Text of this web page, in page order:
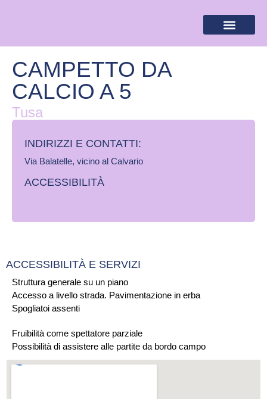
CAMPETTO DA
CALCIO A 5
Tusa
INDIRIZZI E CONTATTI:​
Via Balatelle, vicino al Calvario
ACCESSIBILITÀ
Struttura generale su un piano
Accesso a livello strada. Pavimentazione in erba
Spogliatoi assenti
Fruibilità come spettatore parziale
Possibilità di assistere alle partite da bordo campo
ACCESSIBILITÀ E SERVIZI